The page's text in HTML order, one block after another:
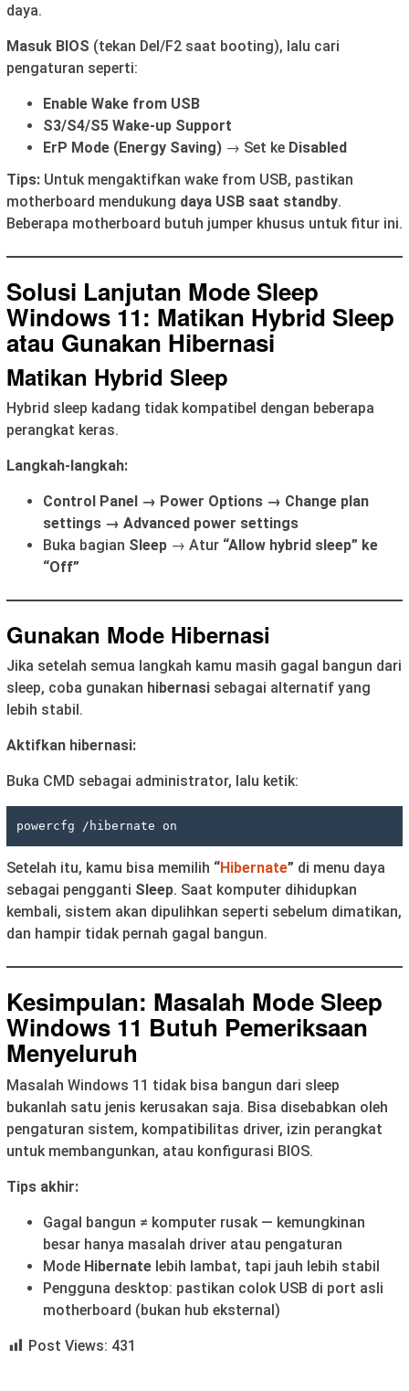
daya.
Masuk BIOS (tekan Del/F2 saat booting), lalu cari
pengaturan seperti:
Enable Wake from USB
S3/S4/S5 Wake-up Support
ErP Mode (Energy Saving) → Set ke Disabled
Tips: Untuk mengaktifkan wake from USB, pastikan
motherboard mendukung daya USB saat standby.
Beberapa motherboard butuh jumper khusus untuk fitur ini.
Solusi Lanjutan Mode Sleep
Windows 11: Matikan Hybrid Sleep
atau Gunakan Hibernasi
Matikan Hybrid Sleep
Hybrid sleep kadang tidak kompatibel dengan beberapa
perangkat keras.
Langkah-langkah:
Control Panel → Power Options → Change plan
settings → Advanced power settings
Buka bagian Sleep → Atur “Allow hybrid sleep” ke
“Off”
Gunakan Mode Hibernasi
Jika setelah semua langkah kamu masih gagal bangun dari
sleep, coba gunakan hibernasi sebagai alternatif yang
lebih stabil.
Aktifkan hibernasi:
Buka CMD sebagai administrator, lalu ketik:
Setelah itu, kamu bisa memilih “Hibernate” di menu daya
sebagai pengganti Sleep. Saat komputer dihidupkan
kembali, sistem akan dipulihkan seperti sebelum dimatikan,
dan hampir tidak pernah gagal bangun.
Kesimpulan: Masalah Mode Sleep
Windows 11 Butuh Pemeriksaan
Menyeluruh
Masalah Windows 11 tidak bisa bangun dari sleep
bukanlah satu jenis kerusakan saja. Bisa disebabkan oleh
pengaturan sistem, kompatibilitas driver, izin perangkat
untuk membangunkan, atau konfigurasi BIOS.
Tips akhir:
Gagal bangun ≠ komputer rusak — kemungkinan
besar hanya masalah driver atau pengaturan
Mode Hibernate lebih lambat, tapi jauh lebih stabil
Pengguna desktop: pastikan colok USB di port asli
motherboard (bukan hub eksternal)
Post Views: 431